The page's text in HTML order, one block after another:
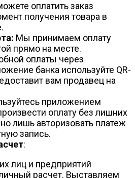
оплатить заказ
получения товара в
Мы принимаем оплату
прямо на месте.
оплаты через
банка используйте QR-
вам продавец на
приложением
оплату без лишних
лишь авторизовать платеж
запись.
:
лиц и предприятий
расчет. Выставляем